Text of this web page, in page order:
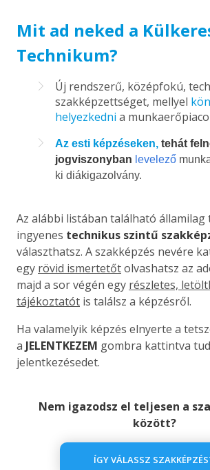
Mit ad neked a
Technikum?
Új rendszerű, középfokú,
szakképzettséget, mellyel
helyezkedni a
Az esti képzéseken, tehát
jogviszonyban levelező
ki diákigazolvány.
Az alábbi listában található
ingyenes technikus szintű
választhatsz. A szakképzés nevére
egy rövid ismertetőtolvashatsz az
majd a sor végén egy részletes,
tájékoztatót is találsz a képzésről.
Ha valamelyik képzés elnyerte a
a JELENTKEZEM gombra kattintva
jelentkezésedet.
Nem igazodsz el teljesen a
között?
ÍGY VÁLASSZ